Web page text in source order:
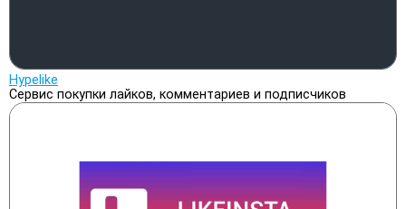
Hypelike
Сервис покупки лайков, комментариев и подписчиков